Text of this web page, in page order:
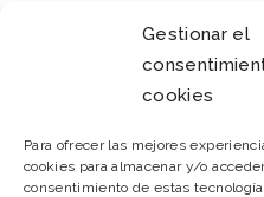
Gestionar el
cookies
Para ofrecer las mejores
cookies para almacenar y/o
consentimiento de estas
Category:
FIGURAS